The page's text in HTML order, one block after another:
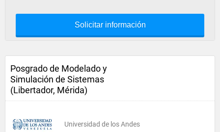
Solicitar información
Posgrado de Modelado y
Simulación de Sistemas
(Libertador, Mérida)
Universidad de los Andes